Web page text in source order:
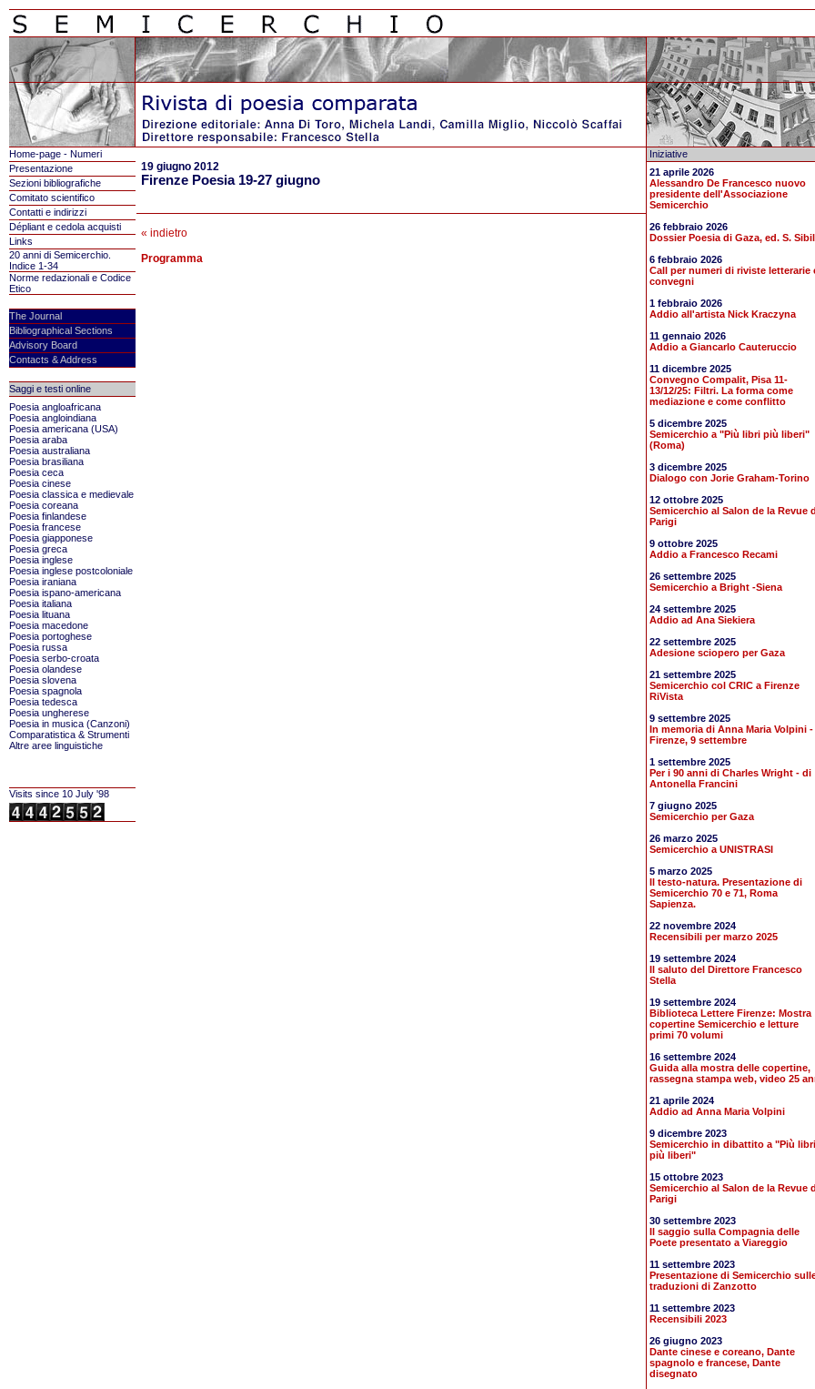
Home-page - Numeri
Presentazione
Sezioni bibliografiche
Comitato scientifico
Contatti e indirizzi
Dépliant e cedola acquisti
Links
20 anni di Semicerchio.
Indice 1-34
Norme redazionali e Codice
Etico
The Journal
Bibliographical Sections
Advisory Board
Contacts & Address
Saggi e testi online
Poesia angloafricana
Poesia angloindiana
Poesia americana (USA)
Poesia araba
Poesia australiana
Poesia brasiliana
Poesia ceca
Poesia cinese
Poesia classica e medievale
Poesia coreana
Poesia finlandese
Poesia francese
Poesia giapponese
Poesia greca
Poesia inglese
Poesia inglese postcoloniale
Poesia iraniana
Poesia ispano-americana
Poesia italiana
Poesia lituana
Poesia macedone
Poesia portoghese
Poesia russa
Poesia serbo-croata
Poesia olandese
Poesia slovena
Poesia spagnola
Poesia tedesca
Poesia ungherese
Poesia in musica (Canzoni)
Comparatistica & Strumenti
Altre aree linguistiche
Visits since 10 July '98
19 giugno 2012
Firenze Poesia 19-27 giugno
« indietro
Programma
Iniziative
21 aprile 2026
Alessandro De Francesco nuovo
presidente dell'Associazione
Semicerchio
26 febbraio 2026
Dossier Poesia di Gaza, ed. S.
6 febbraio 2026
Call per numeri di riviste letterarie
convegni
1 febbraio 2026
Addio all'artista Nick Kraczyna
11 gennaio 2026
Addio a Giancarlo Cauteruccio
11 dicembre 2025
Convegno Compalit, Pisa 11-
13/12/25: Filtri. La forma come
mediazione e come conflitto
5 dicembre 2025
Semicerchio a "Più libri più liberi"
(Roma)
3 dicembre 2025
Dialogo con Jorie Graham-Torino
12 ottobre 2025
Semicerchio al Salon de la Revue
Parigi
9 ottobre 2025
Addio a Francesco Recami
26 settembre 2025
Semicerchio a Bright -Siena
24 settembre 2025
Addio ad Ana Siekiera
22 settembre 2025
Adesione sciopero per Gaza
21 settembre 2025
Semicerchio col CRIC a Firenze
RiVista
9 settembre 2025
In memoria di Anna Maria Volpini -
Firenze, 9 settembre
1 settembre 2025
Per i 90 anni di Charles Wright - di
Antonella Francini
7 giugno 2025
Semicerchio per Gaza
26 marzo 2025
Semicerchio a UNISTRASI
5 marzo 2025
Il testo-natura. Presentazione di
Semicerchio 70 e 71, Roma
Sapienza.
22 novembre 2024
Recensibili per marzo 2025
19 settembre 2024
Il saluto del Direttore Francesco
Stella
19 settembre 2024
Biblioteca Lettere Firenze: Mostra
copertine Semicerchio e letture
primi 70 volumi
16 settembre 2024
Guida alla mostra delle copertine,
rassegna stampa web, video 25
21 aprile 2024
Addio ad Anna Maria Volpini
9 dicembre 2023
Semicerchio in dibattito a "Più libri
più liberi"
15 ottobre 2023
Semicerchio al Salon de la Revue
Parigi
30 settembre 2023
Il saggio sulla Compagnia delle
Poete presentato a Viareggio
11 settembre 2023
Presentazione di Semicerchio
traduzioni di Zanzotto
11 settembre 2023
Recensibili 2023
26 giugno 2023
Dante cinese e coreano, Dante
spagnolo e francese, Dante
disegnato